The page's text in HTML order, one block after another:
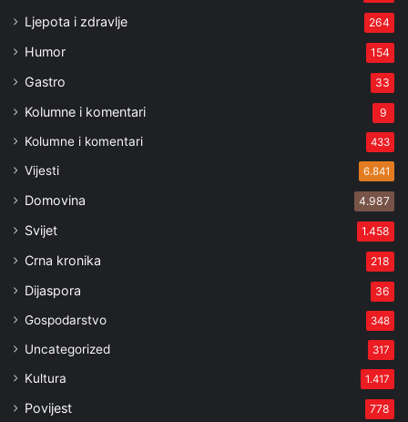
Ljepota i zdravlje 264
Humor 154
Gastro 33
Kolumne i komentari 9
Kolumne i komentari 433
Vijesti 6.841
Domovina 4.987
Svijet 1.458
Crna kronika 218
Dijaspora 36
Gospodarstvo 348
Uncategorized 317
Kultura 1.417
Povijest 778